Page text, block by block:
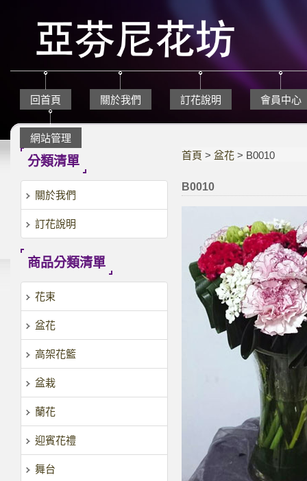
回首頁 關於我們 訂花說明 會員中心
網站管理
分類清單
關於我們
訂花說明
商品分類清單
花束
盆花
高架花籃
盆栽
蘭花
迎賓花禮
舞台
首頁 >盆花 > B0010
B0010